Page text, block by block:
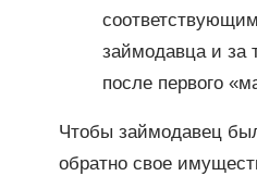
займодавца и за
после первого
Чтобы займодавец
обратно свое